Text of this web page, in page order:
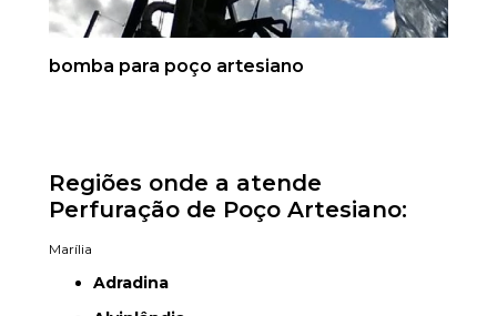
bomba para poço artesiano
Regiões onde a atende
Perfuração de Poço Artesiano:
Marília
Adradina